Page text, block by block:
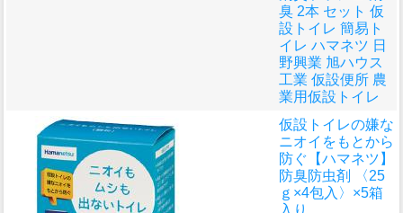
臭 2本 セット 仮
設トイレ 簡易ト
イレ ハマネツ 日
野興業 旭ハウス
工業 仮設便所 農
業用仮設トイレ
仮設トイレの嫌な
ニオイをもとから
防ぐ 【ハマネツ】
防臭防虫剤 〈25
ｇ×4包入〉×5箱
入り